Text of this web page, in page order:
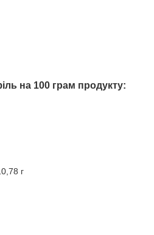
на 100 грам продукту:
г